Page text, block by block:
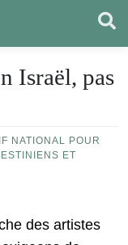
Israël, pas
NATIONAL POUR
ET
des artistes